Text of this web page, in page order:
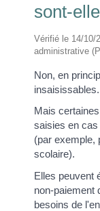
sont-
Vérifié le 14/10/
administrative
Non, en
insaisissables.
Mais
saisies en cas
(par exemple,
scolaire).
Elles peuvent
non-paiement
besoins de